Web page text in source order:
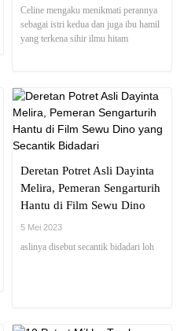
Celine mengaku menikmati perannya
sebagai istri kedua dan juga ibu hamil
yang terkena sihir ilmu hitam
Deretan Potret Asli Dayinta
Melira, Pemeran Sengarturih
Hantu di Film Sewu Dino
yang Secantik Bidadari
5 Mei 2023
aslinya disebut secantik bidadari loh